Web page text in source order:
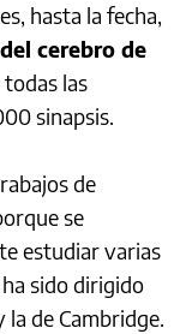
hasta la fecha,
cerebro de
las
sinapsis.
de
se
estudiar varias
sido dirigido
la de Cambridge.